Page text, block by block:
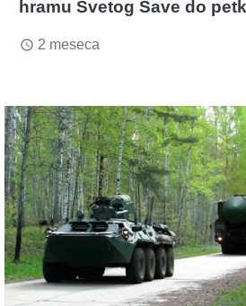
hramu Svetog Save do
access_time 2 meseca